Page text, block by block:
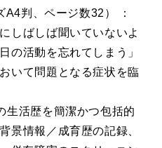
判、ページ数32） ：
しばしば聞いていないよ
の活動を忘れてしまう」
いて問題となる症状を臨
生活歴を簡潔かつ包括的
景情報／成育歴の記録、
学校用検